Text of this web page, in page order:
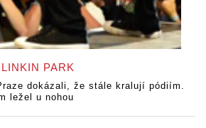
PARK
dokázali, že stále kralují pódiím.
ležel u nohou